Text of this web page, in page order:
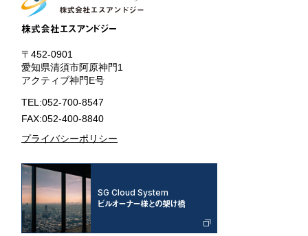
株式会社エスアンドジー
〒452-0901
愛知県清須市阿原神門1
アクティブ神門E号
TEL:052-700-8547
FAX:052-400-8840
プライバシーポリシー
SG Cloud System
ビルオーナー様との架け橋